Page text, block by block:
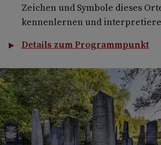
Zeichen und Symbole dieses
kennenlernen und
Details zum Programmpunkt